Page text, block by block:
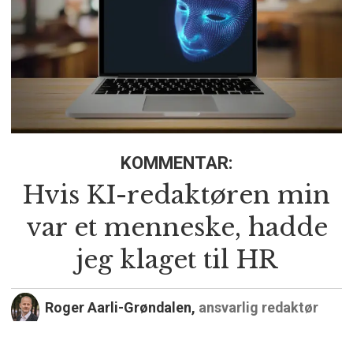
KOMMENTAR:
Hvis KI-redaktøren min
var et menneske, hadde
jeg klaget til HR
Roger Aarli-Grøndalen, ansvarlig redaktør